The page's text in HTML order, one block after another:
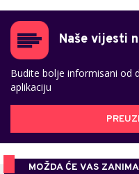
Naše vijesti
Budite bolje informisani od
aplikaciju
MOŽDA ĆE VAS